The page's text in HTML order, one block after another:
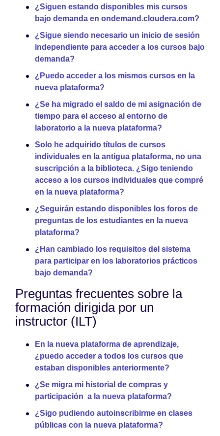
¿Siguen estando disponibles mis cursos
bajo demanda en ondemand.cloudera.com?
¿Sigue siendo necesario un inicio de sesión
independiente para acceder a los cursos bajo
demanda?
¿Puedo acceder a los mismos cursos en la
nueva plataforma?
¿Se ha migrado el saldo de mi asignación de
tiempo para el acceso al entorno de
laboratorio a la nueva plataforma?
Solo he adquirido títulos de cursos
individuales en la antigua plataforma, no una
suscripción a la biblioteca. ¿Sigo teniendo
acceso a los cursos individuales que compré
en la nueva plataforma?
¿Seguirán estando disponibles los foros de
preguntas de los estudiantes en la nueva
plataforma?
¿Han cambiado los requisitos del sistema
para participar en los laboratorios prácticos
bajo demanda?
Preguntas frecuentes sobre la
formación dirigida por un
instructor (ILT)
En la nueva plataforma de aprendizaje,
¿puedo acceder a todos los cursos que
estaban disponibles anteriormente?
¿Se migra mi historial de compras y
participación a la nueva plataforma?
¿Sigo pudiendo autoinscribirme en clases
públicas con la nueva plataforma?